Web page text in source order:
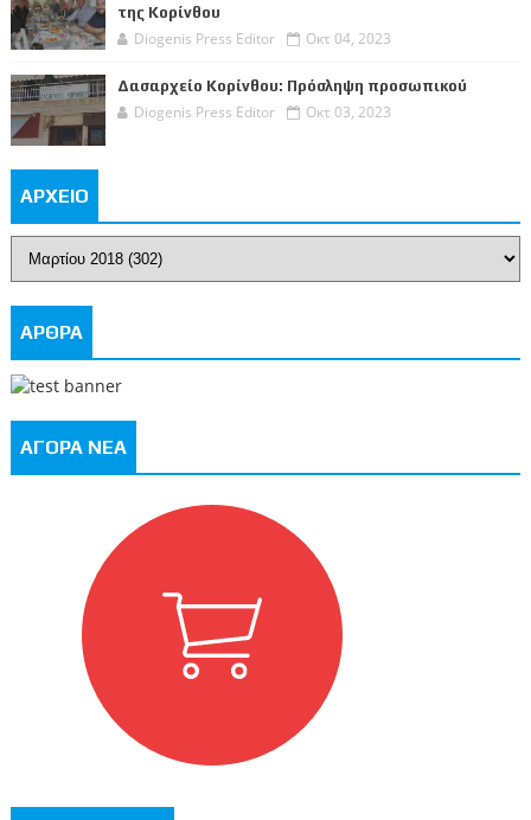
της Κορίνθου
Diogenis Press Editor Οκτ 04, 2023
Δασαρχείο Κορίνθου: Πρόσληψη προσωπικού
Diogenis Press Editor Οκτ 03, 2023
ΑΡΧΕΙΟ
ΑΡΘΡΑ
ΑΓΟΡΑ ΝΕΑ